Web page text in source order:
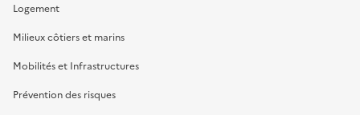
Logement
Milieux côtiers et marins
Mobilités et Infrastructures
Prévention des risques